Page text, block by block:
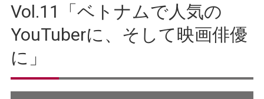
Vol.11「ベトナムで人気の
YouTuberに、そして映画俳優
に」